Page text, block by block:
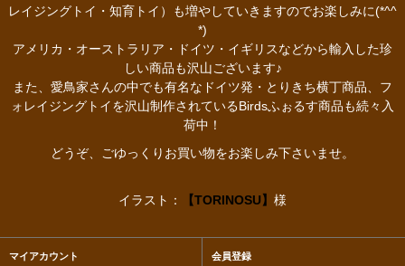
レイジングトイ・知育トイ）も増やしていきますのでお楽しみに(*^^
*)
アメリカ・オーストラリア・ドイツ・イギリスなどから輸入した珍
しい商品も沢山ございます♪
また、愛鳥家さんの中でも有名なドイツ発・とりきち横丁商品、フ
ォレイジングトイを沢山制作されているBirdsふぉるす商品も続々入
荷中！
どうぞ、ごゆっくりお買い物をお楽しみ下さいませ。
イラスト： 【TORINOSU】 様
マイアカウント 会員登録